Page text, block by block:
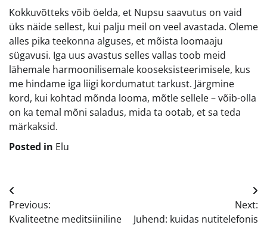
Kokkuvõtteks võib öelda, et Nupsu saavutus on vaid
üks näide sellest, kui palju meil on veel avastada. Oleme
alles pika teekonna alguses, et mõista loomaaju
sügavusi. Iga uus avastus selles vallas toob meid
lähemale harmoonilisemale kooseksisteerimisele, kus
me hindame iga liigi kordumatut tarkust. Järgmine
kord, kui kohtad mõnda looma, mõtle sellele – võib-olla
on ka temal mõni saladus, mida ta ootab, et sa teda
märkaksid.
Posted in Elu
Navigeerimine
Previous:
Kvaliteetne meditsiiniline
Next:
Juhend: kuidas nutitelefonis